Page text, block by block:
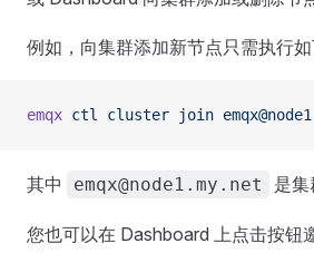
例如，向集群添加新节点只需执行如
emqx ctl cluster join
其中 emqx@node1.my.net 是集
您也可以在 Dashboard 上点击按钮